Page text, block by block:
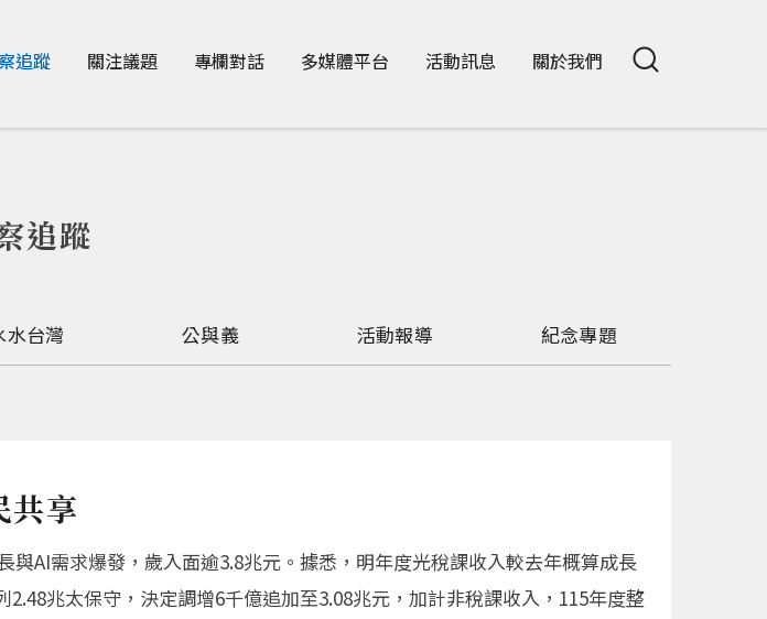
追蹤 關注議題 專欄對話 多媒體平台 活動訊息 關於我們
追蹤
水台灣 公與義 活動報導 紀念專題
共享
AI需求爆發，歲入面逾3.8兆元。據悉，明年度光稅課收入較去年概算成長
兆太保守，決定調增6千億追加至3.08兆元，加計非稅課收入，115年度整